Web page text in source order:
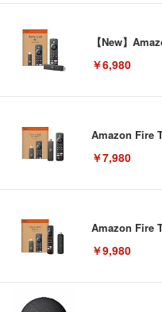
【New】
￥6,980
Amazon Fire
￥7,980
Amazon Fire
￥9,980